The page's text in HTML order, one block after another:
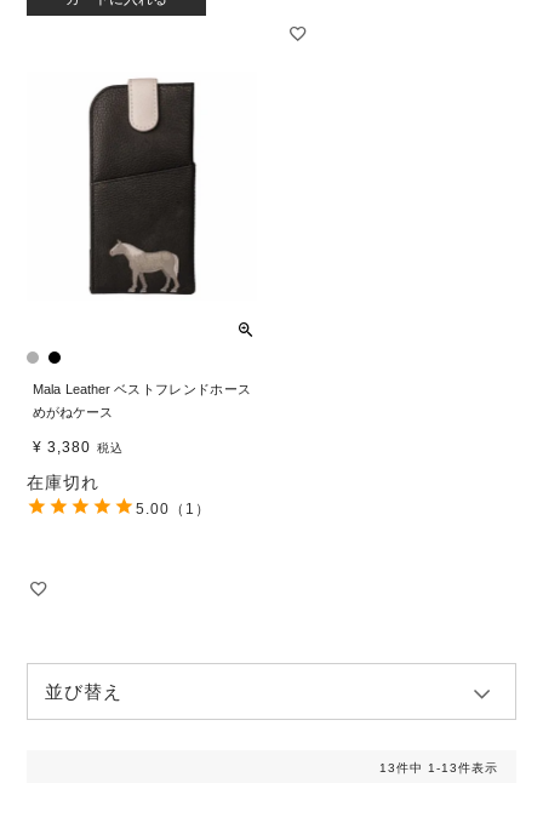
Mala Leather ベストフレンドホース
めがねケース
¥ 3,380 税込
在庫切れ
5.00 （1）
並び替え
13件中 1-13件表示